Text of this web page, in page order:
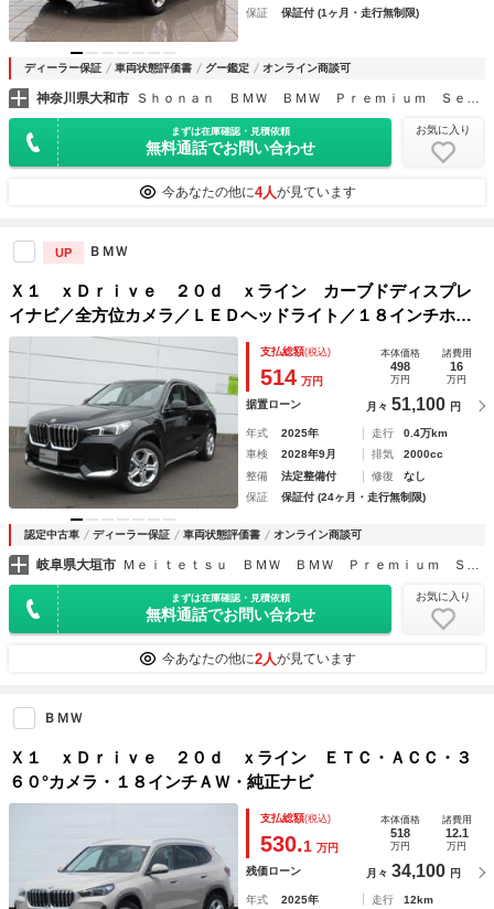
保証
保証付 (1ヶ月・走行無制限)
ディーラー保証 車両状態評価書 グー鑑定 オンライン商談可
神奈川県大和市 Ｓｈｏｎａｎ ＢＭＷ ＢＭＷ Ｐｒｅｍｉｕｍ Ｓｅｌｅｃｔｉｏｎ 大和
まずは在庫確認・見積依頼
無料通話でお問い合わせ
お気に入り
今あなたの他に4人が見ています
UP ＢＭＷ
Ｘ１ ｘＤｒｉｖｅ ２０ｄ ｘライン カーブドディスプレ
イナビ／全方位カメラ／ＬＥＤヘッドライト／１８インチホイ
ール／シートヒーター／ステアリングヒーター／サンプロテク
ションガラス／オートトランク／禁煙／デモカー
支払総額(税込)
514 万円
本体価格
498
万円
諸費用
16
万円
据置ローン 月々 51,100 円
年式 2025年 走行
0.4万km
車検
2028年9月 排気
2000cc
整備
法定整備付 修復
なし
保証
保証付 (24ヶ月・走行無制限)
認定中古車 ディーラー保証 車両状態評価書 オンライン商談可
岐阜県大垣市 Ｍｅｉｔｅｔｓｕ ＢＭＷ ＢＭＷ Ｐｒｅｍｉｕｍ Ｓｅｌｅｃｔｉｏｎ大垣
まずは在庫確認・見積依頼
無料通話でお問い合わせ
お気に入り
今あなたの他に2人が見ています
ＢＭＷ
Ｘ１ ｘＤｒｉｖｅ ２０ｄ ｘライン ＥＴＣ・ＡＣＣ・３
６０°カメラ・１８インチＡＷ・純正ナビ
支払総額(税込)
530.1 万円
本体価格
518
万円
諸費用
12.1
万円
残価ローン 月々 34,100 円
年式 2025年 走行
12km